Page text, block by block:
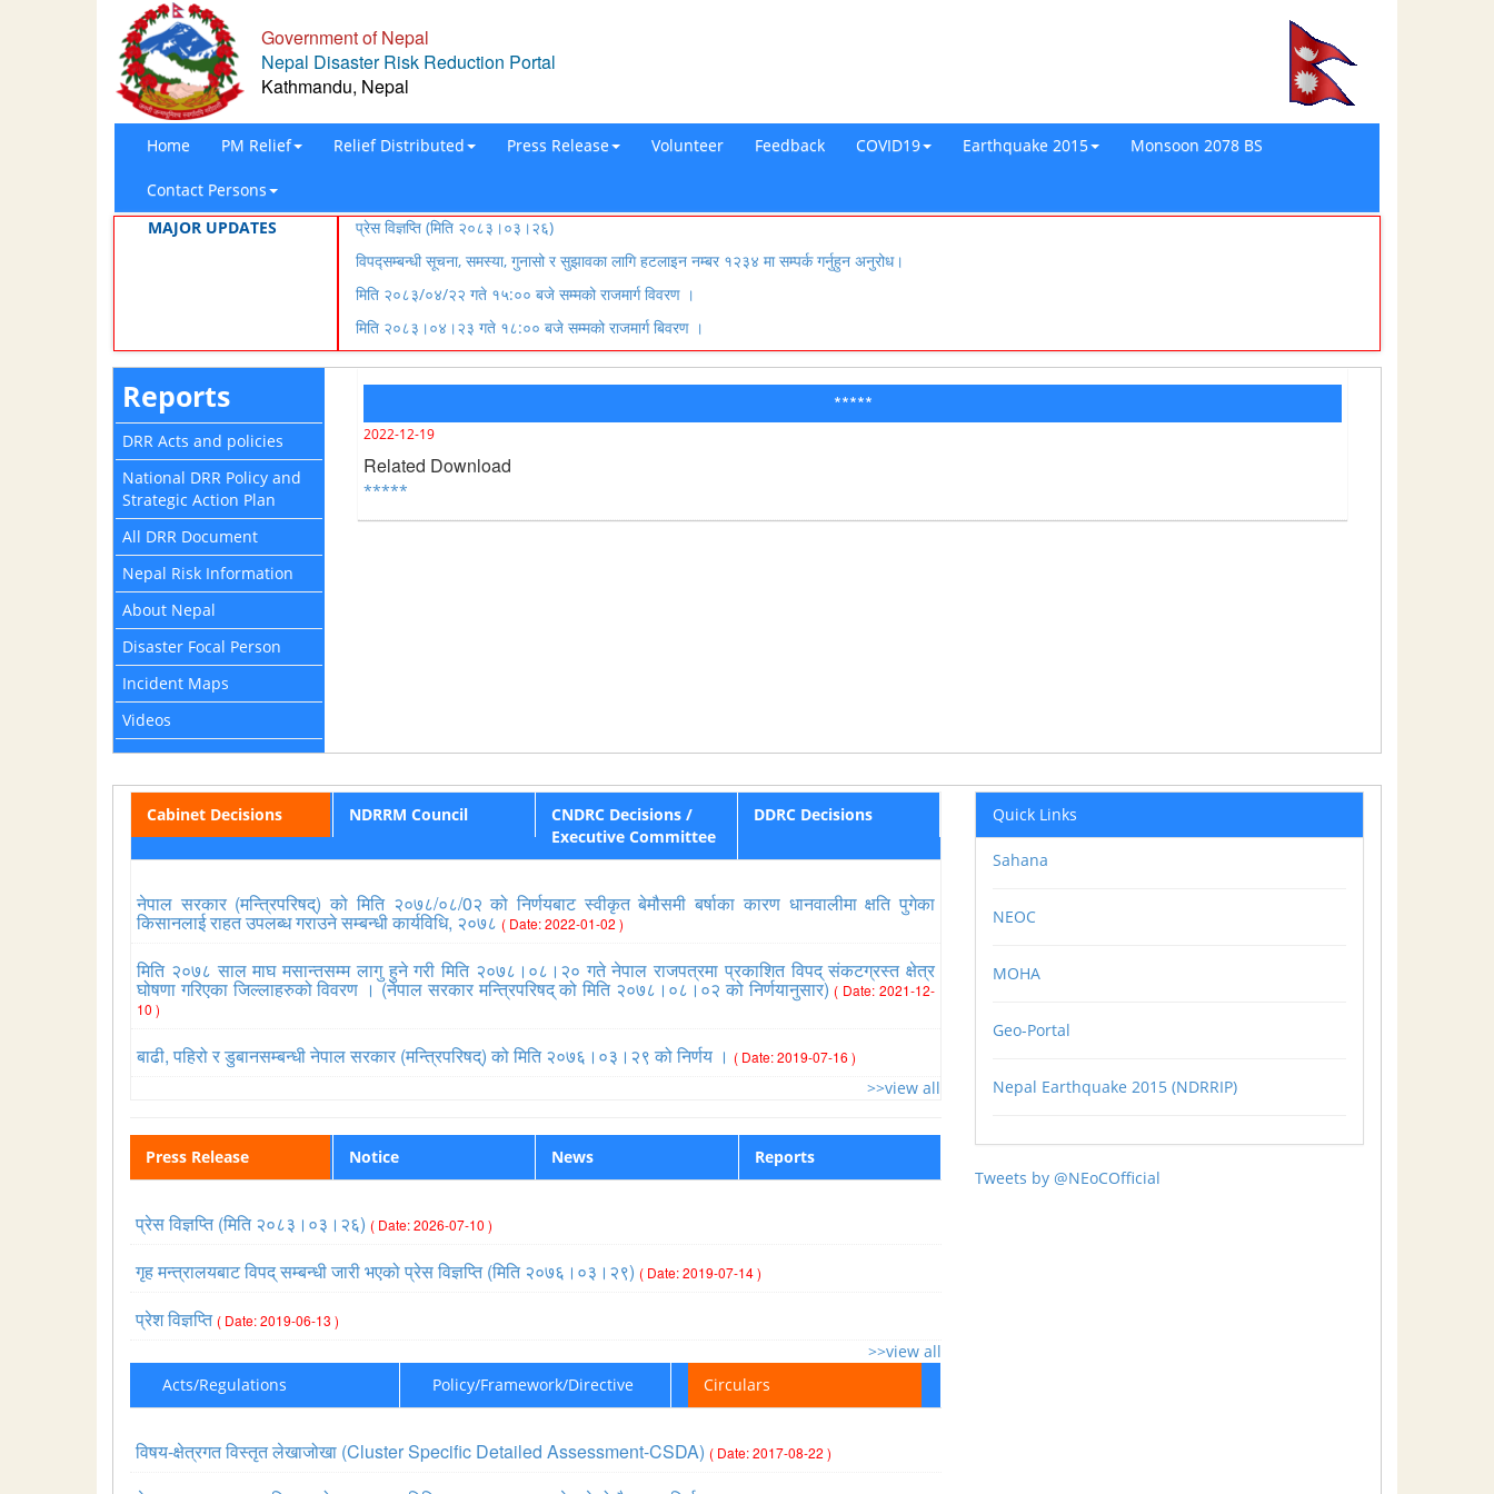
Government of Nepal
Nepal Disaster Risk Reduction Portal
Kathmandu, Nepal
Home PM Relief Relief Distributed Press Release Volunteer Feedback COVID19 Earthquake 2015 Monsoon 2078 BS
Contact Persons
MAJOR UPDATES
प्रेस विज्ञप्ति (मिति २०८३।०३।२६)
विपद्सम्बन्धी सूचना, समस्या, गुनासो र सुझावका लागि हटलाइन नम्बर १२३४ मा सम्पर्क गर्नुहुन अनुरोध।
मिति २०८३/०४/२२ गते १५:०० बजे सम्मको राजमार्ग विवरण ।
मिति २०८३।०४।२३ गते १८:०० बजे सम्मको राजमार्ग बिवरण ।
Reports
DRR Acts and policies
National DRR Policy and
Strategic Action Plan
All DRR Document
Nepal Risk Information
About Nepal
Disaster Focal Person
Incident Maps
Videos
*****
2022-12-19
Related Download
*****
Cabinet Decisions NDRRM Council
CNDRC Decisions /
Executive Committee
DDRC Decisions
नेपाल सरकार (मन्त्रिपरिषद्) को मिति २०७८/०८/0२ को निर्णयबाट स्वीकृत बेमौसमी बर्षाका कारण धानवालीमा क्षति पुगेका
किसानलाई राहत उपलब्ध गराउने सम्बन्धी कार्यविधि, २०७८ ( Date: 2022-01-02 )
मिति २०७८ साल माघ मसान्तसम्म लागु हुने गरी मिति २०७८।०८।२० गते नेपाल राजपत्रमा प्रकाशित विपद् संकटग्रस्त क्षेत्र
घोषणा गरिएका जिल्लाहरुको विवरण । (नेपाल सरकार मन्त्रिपरिषद् को मिति २०७८।०८।०२ को निर्णयानुसार) ( Date: 2021-12-
10 )
बाढी, पहिरो र डुबानसम्बन्धी नेपाल सरकार (मन्त्रिपरिषद्) को मिति २०७६।०३।२९ को निर्णय । ( Date: 2019-07-16 )
>>view all
Press Release Notice News Reports
प्रेस विज्ञप्ति (मिति २०८३।०३।२६) ( Date: 2026-07-10 )
गृह मन्त्रालयबाट विपद् सम्बन्धी जारी भएको प्रेस विज्ञप्ति (मिति २०७६।०३।२९) ( Date: 2019-07-14 )
प्रेश विज्ञप्ति ( Date: 2019-06-13 )
>>view all
Acts/Regulations
Policy/Framework/Directive Circulars
विषय-क्षेत्रगत विस्तृत लेखाजोखा (Cluster Specific Detailed Assessment-CSDA) ( Date: 2017-08-22 )
Quick Links
Sahana
NEOC
MOHA
Geo-Portal
Nepal Earthquake 2015 (NDRRIP)
Tweets by @NEoCOfficial